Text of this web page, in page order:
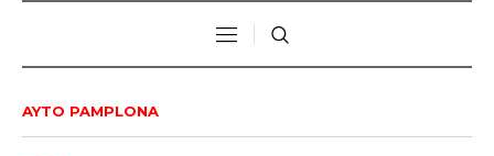
AYTO PAMPLONA